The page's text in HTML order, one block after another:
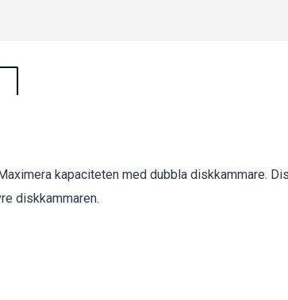
kapaciteten med dubbla diskkammare.
diskkammaren.